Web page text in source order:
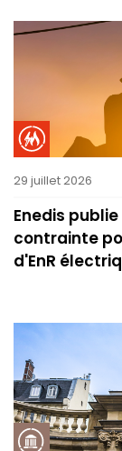
29 juillet 2026
Enedis
contrainte
d'EnR